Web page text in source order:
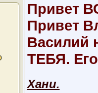
Привет
Привет
Василий
ТЕБЯ.
Хани.